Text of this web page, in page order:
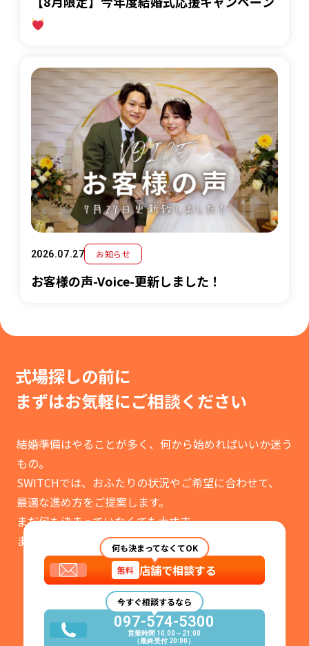
2026.07.27 お知らせ
お客様の声-Voice-更新しました！
式場探しの前に
まずはお気軽にご相談ください
結婚準備はやることが多く、何から始めればいいか迷う
もの。
SWITCHでは、おふたりの状況やご希望に合わせて、
最適な進め方をご提案します。
まだ何も決まっていなくても大丈夫。
まずはお気軽にご相談ください。
何も決まってなくてOK
無料 店舗で相談する
今すぐ相談するなら
097-574-5300
営業時間 10:00～21:00
（最終受付 20:00）